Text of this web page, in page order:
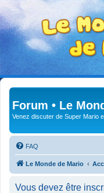
Forum • Le
Venez discuter de Super Mario
FAQ
Le Monde de Mario
Vous devez être